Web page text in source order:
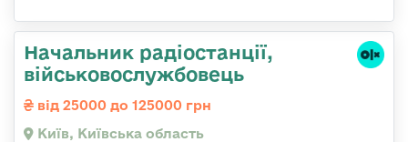
Начальник радіостанції,
військовослужбовець
від 25000 до 125000 грн
Київ, Київська область